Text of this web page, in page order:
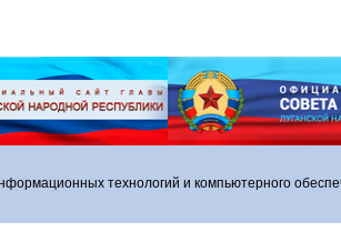
технологий и компьютерного